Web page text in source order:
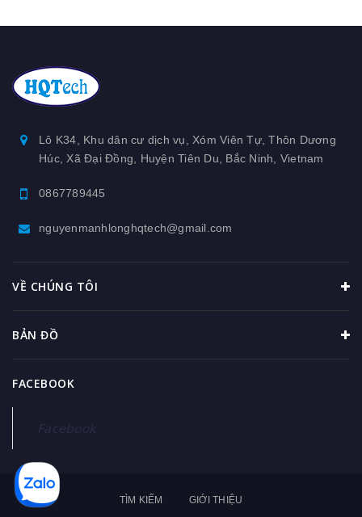
Lô K34, Khu dân cư dịch vụ, Xóm Viên Tự, Thôn Dương
Húc, Xã Đại Đồng, Huyện Tiên Du, Bắc Ninh, Vietnam
0867789445
nguyenmanhlonghqtech@gmail.com
VỀ CHÚNG TÔI
BẢN ĐỒ
FACEBOOK
Facebook
TÌM KIẾM GIỚI THIỆU